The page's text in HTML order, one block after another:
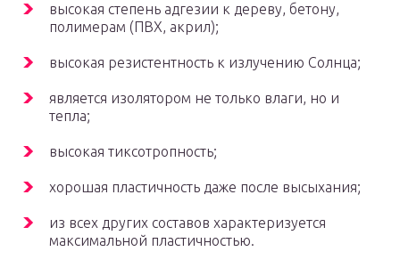
высокая степень адгезии к дереву, бетону,
полимерам (ПВХ, акрил);
высокая резистентность к излучению Солнца;
является изолятором не только влаги, но и
тепла;
высокая тиксотропность;
хорошая пластичность даже после высыхания;
из всех других составов характеризуется
максимальной пластичностью.